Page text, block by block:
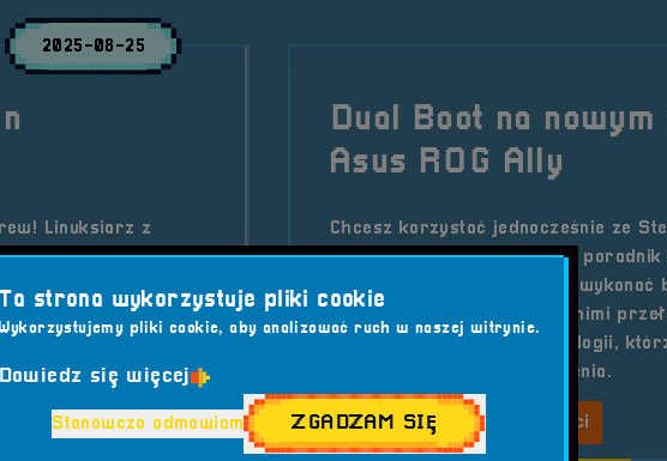
2025-08-25
Linuksiarz z
elektroniki i
z zasadą
o retro,
RetroSfera vol. 7
Dual Boot na
Asus ROG Ally
Chcesz korzystać jednocześnie ze
ROG Ally? Ten szczegółowy
bezpiecznie wymienić dysk,
oraz swobodnie się między nimi
graczy i entuzjastów technologii,
możliwości swojego urządzenia.
Kategorie wpisu: Aktualności
Ta strona wykorzystuje pliki cookie
pliki cookie, aby analizować ruch w naszej witrynie.
Dowiedz się więcej
Stanowczo odmawiam ZGADZAM SIĘ